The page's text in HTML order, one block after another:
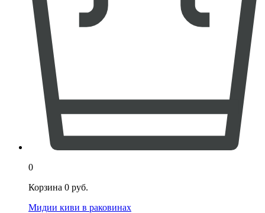
0
Корзина 0 руб.
Мидии киви в раковинах